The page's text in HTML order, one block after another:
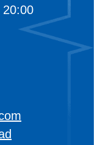
20:00